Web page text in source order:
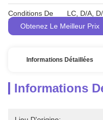
Conditions De
Paiement:
LC, D/A,
Obtenez Le Meilleur Prix
Informations Détaillées
Informations